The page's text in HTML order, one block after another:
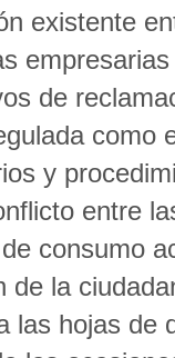
existente
de
como
y
entre
consumo
de la
las hojas de